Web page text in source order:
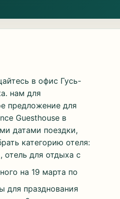
в офис Гусь-
нам для
предложение для
Guesthouse в
датами поездки,
категорию отеля:
для отдыха с
на 19 марта по
для празднования